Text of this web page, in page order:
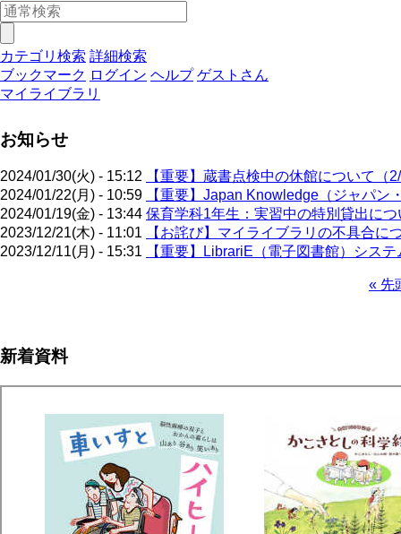
カテゴリ検索 詳細検索
ブックマーク ログイン ヘルプ ゲストさん
マイライブラリ
お知らせ
2024/01/30(火) - 15:12
【重要】蔵書点検中の休館について（
2024/01/22(月) - 10:59
【重要】Japan Knowledge（ジャパ
2024/01/19(金) - 13:44 保育学科1年生：実習中の特別貸出に
2023/12/21(木) - 11:01
【お詫び】マイライブラリの不具合に
2023/12/11(月) - 15:31
【重要】LibrariE（電子図書館）シス
送
先
« 先
新着資料